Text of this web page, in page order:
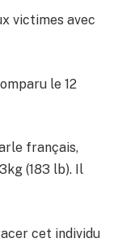
victimes avec
le 12
français,
(183 lb). Il
cet individu